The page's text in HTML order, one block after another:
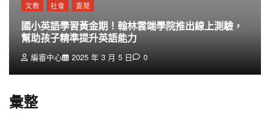
文教 社會 要聞
國小英語學習黃金期！翰林雲端學院推出線上測驗，
幫助孩子精準提升英語能力
編審中心 2025 年 3 月 5 日 0
彙整